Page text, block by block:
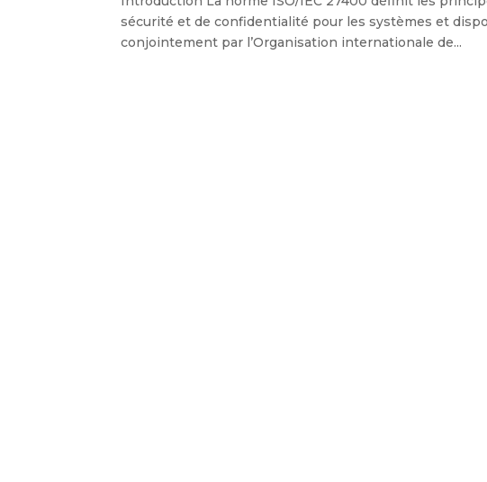
sécurité et de confidentialité pour les systèmes et
conjointement par l’Organisation internationale de...